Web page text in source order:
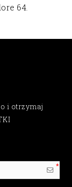
64.
i otrzymaj